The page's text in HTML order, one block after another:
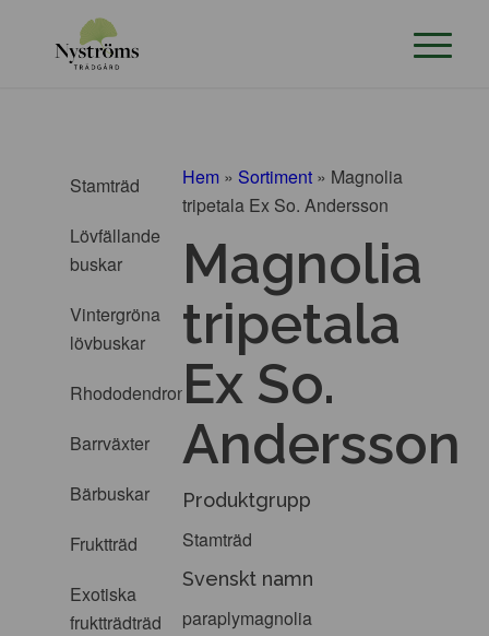
Stamträd
Lövfällande
buskar
Vintergröna
lövbuskar
Rhododendron
Barrväxter
Bärbuskar
Fruktträd
Exotiska
fruktträdträd
Hem » Sortiment » Magnolia
tripetala Ex So. Andersson
Magnolia
tripetala
Ex So.
Andersson
Produktgrupp
Stamträd
Svenskt namn
paraplymagnolia